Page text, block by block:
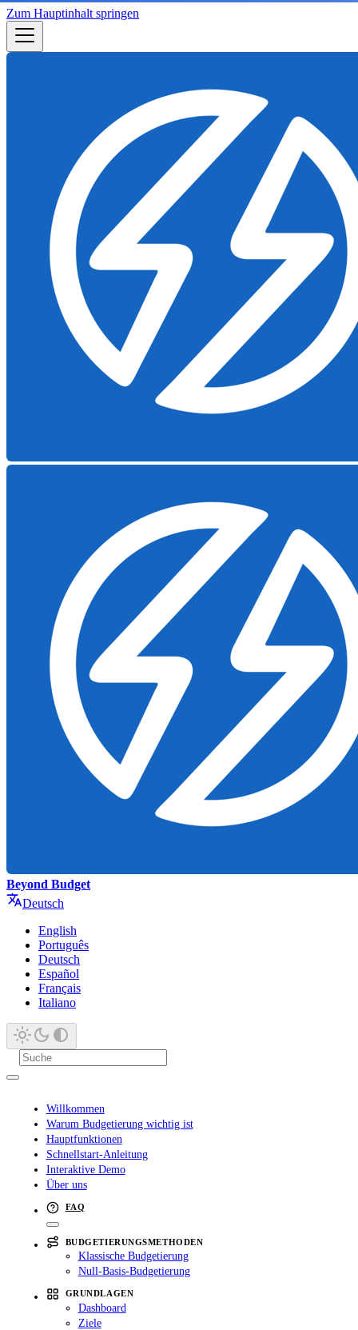
Zum Hauptinhalt springen
Beyond Budget
Deutsch
English
Português
Deutsch
Español
Français
Italiano
Willkommen
Warum Budgetierung wichtig ist
Hauptfunktionen
Schnellstart-Anleitung
Interaktive Demo
Über uns
FAQ
BUDGETIERUNGSMETHODEN
Klassische Budgetierung
Null-Basis-Budgetierung
GRUNDLAGEN
Dashboard
Ziele